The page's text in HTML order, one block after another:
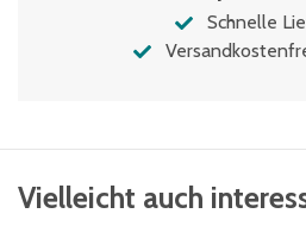
Schnelle
Vielleicht auch